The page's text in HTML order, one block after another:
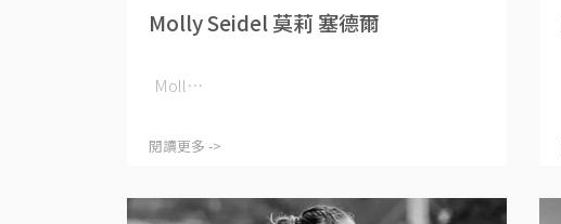
Molly Seidel 莫莉 塞德爾
Moll⋯
閱讀更多 ->